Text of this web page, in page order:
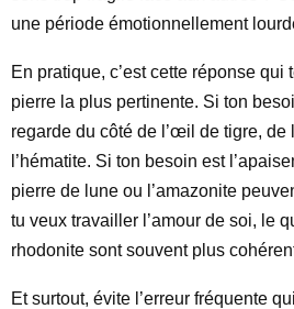
une période émotionnellement
En pratique, c’est cette réponse qui
pierre la plus pertinente. Si ton
regarde du côté de l’œil de tigre, de
l’hématite. Si ton besoin est
pierre de lune ou l’amazonite
tu veux travailler l’amour de soi, le
rhodonite sont souvent plus
Et surtout, évite l’erreur fréquente